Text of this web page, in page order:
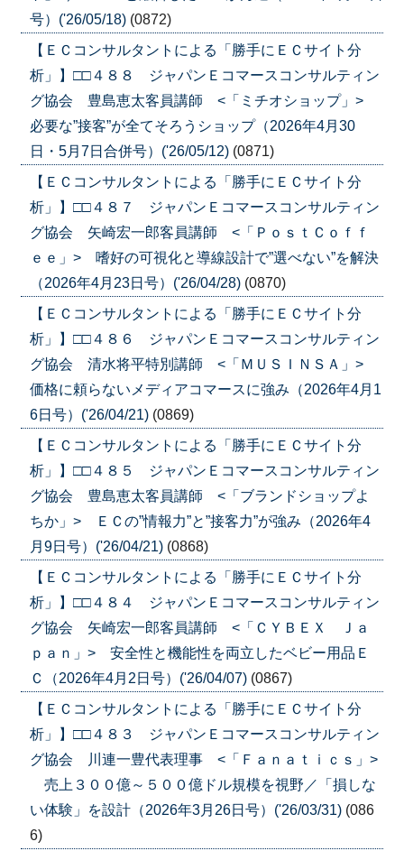
号）('26/05/18) (0872)
【ＥＣコンサルタントによる「勝手にＥＣサイト分
析」】□□４８８ ジャパンＥコマースコンサルティン
グ協会 豊島恵太客員講師 <「ミチオショップ」>
必要な”接客”が全てそろうショップ（2026年4月30
日・5月7日合併号）('26/05/12) (0871)
【ＥＣコンサルタントによる「勝手にＥＣサイト分
析」】□□４８７ ジャパンＥコマースコンサルティン
グ協会 矢崎宏一郎客員講師 <「ＰｏｓｔＣｏｆｆ
ｅｅ」> 嗜好の可視化と導線設計で”選べない”を解決
（2026年4月23日号）('26/04/28) (0870)
【ＥＣコンサルタントによる「勝手にＥＣサイト分
析」】□□４８６ ジャパンＥコマースコンサルティン
グ協会 清水将平特別講師 <「ＭＵＳＩＮＳＡ」>
価格に頼らないメディアコマースに強み（2026年4月1
6日号）('26/04/21) (0869)
【ＥＣコンサルタントによる「勝手にＥＣサイト分
析」】□□４８５ ジャパンＥコマースコンサルティン
グ協会 豊島恵太客員講師 <「ブランドショップよ
ちか」> ＥＣの”情報力”と”接客力”が強み（2026年4
月9日号）('26/04/21) (0868)
【ＥＣコンサルタントによる「勝手にＥＣサイト分
析」】□□４８４ ジャパンＥコマースコンサルティン
グ協会 矢崎宏一郎客員講師 <「ＣＹＢＥＸ Ｊａ
ｐａｎ」> 安全性と機能性を両立したベビー用品Ｅ
Ｃ（2026年4月2日号）('26/04/07) (0867)
【ＥＣコンサルタントによる「勝手にＥＣサイト分
析」】□□４８３ ジャパンＥコマースコンサルティン
グ協会 川連一豊代表理事 <「Ｆａｎａｔｉｃｓ」>
売上３００億～５００億ドル規模を視野／「損しな
い体験」を設計（2026年3月26日号）('26/03/31) (086
6)